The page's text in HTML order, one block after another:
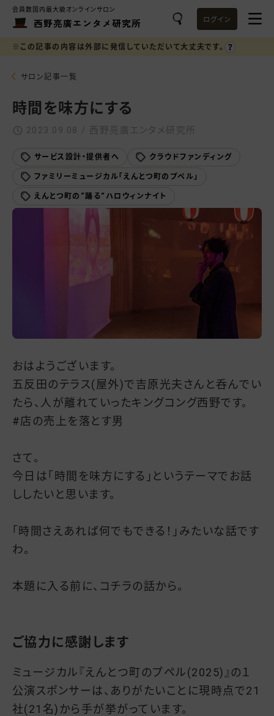
会員数国内最大級オンラインサロン
西野亮廣エンタメ研究所 ログイン
※この記事の内容は外部に発信していただいて大丈夫です。
サロン記事一覧
時間を味方にする
2023.09.08 / 西野亮廣エンタメ研究所
サービス設計・提供者へ クラウドファンディング
ファミリーミュージカル「えんとつ町のプペル」
えんとつ町の“踊る“ハロウィンナイト
おはようございます。
五反田のテラス(屋外)で吉原光夫さんと呑んでい
たら、人が離れていったキングコング西野です。
#店の売上を落とす男
さて。
今日は「時間を味方にする」というテーマでお話
ししたいと思います。
「時間さえあれば何でもできる！」みたいな話です
わ。
本題に入る前に、コチラの話から。
ご協力に感謝します
ミュージカル『えんとつ町のプペル(2025)』の１
公演スポンサーは、ありがたいことに現時点で21
社(21名)から手が挙がっています。